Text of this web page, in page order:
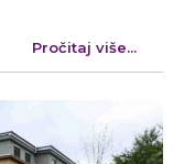
Pročitaj više...